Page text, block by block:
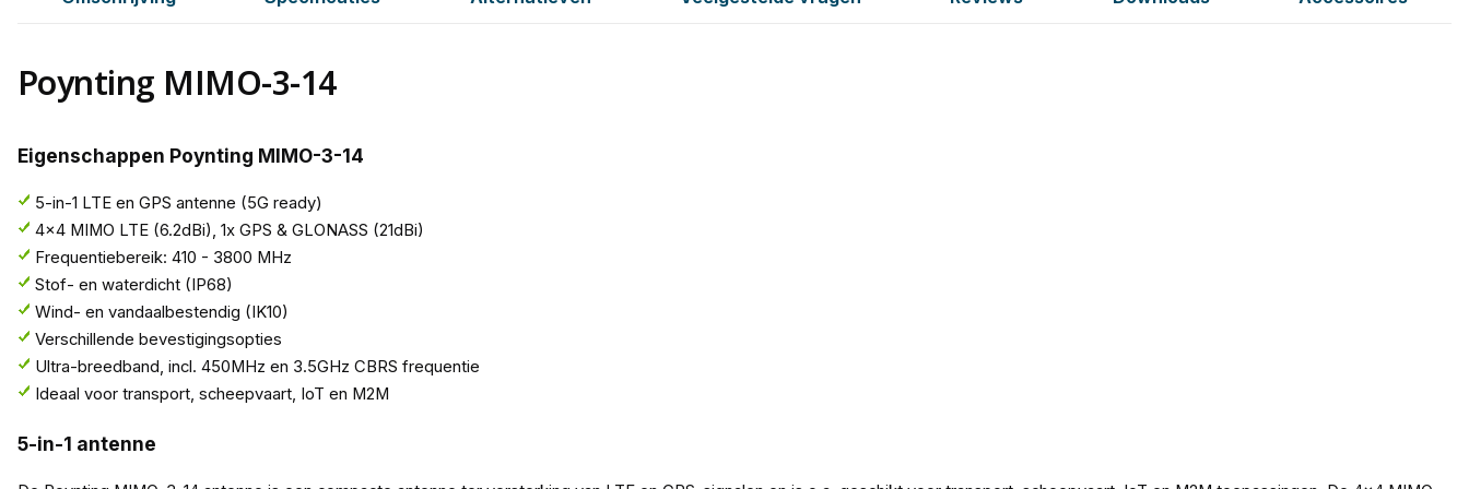
Poynting MIMO-3-14
Eigenschappen Poynting MIMO-3-14
5-in-1 LTE en GPS antenne (5G ready)
4x4 MIMO LTE (6.2dBi), 1x GPS & GLONASS (21dBi)
Frequentiebereik: 410 - 3800 MHz
Stof- en waterdicht (IP68)
Wind- en vandaalbestendig (IK10)
Verschillende bevestigingsopties
Ultra-breedband, incl. 450MHz en 3.5GHz CBRS frequentie
Ideaal voor transport, scheepvaart, IoT en M2M
5-in-1 antenne